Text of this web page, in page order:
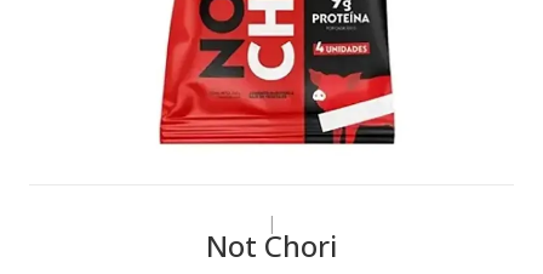
|
Not Chori